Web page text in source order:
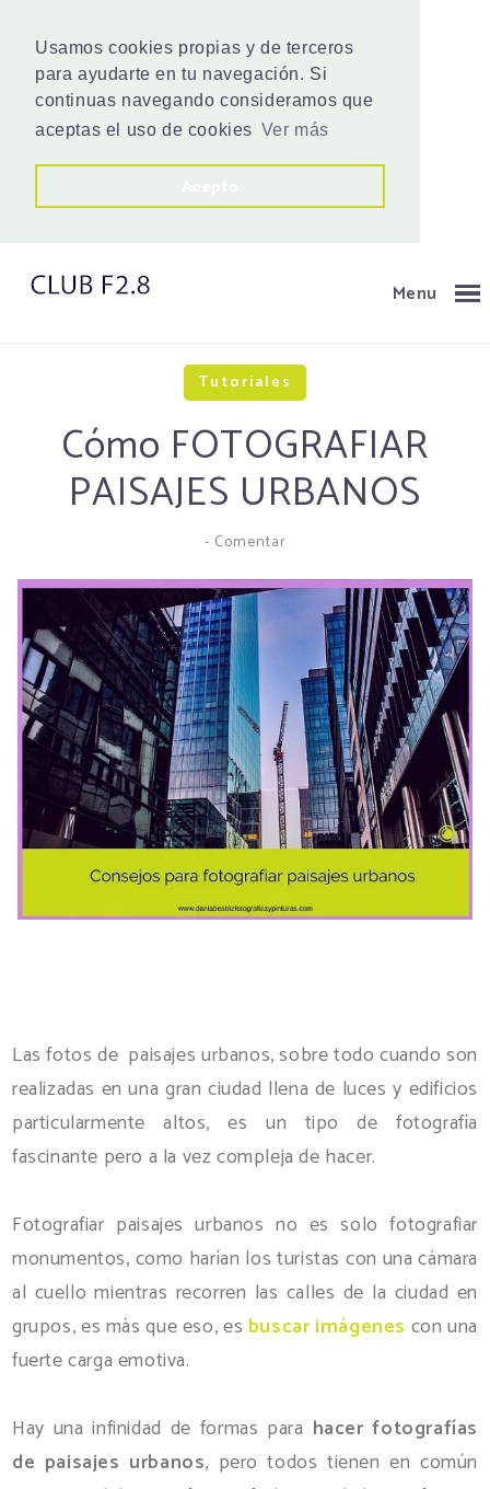
Usamos cookies propias y de terceros
para ayudarte en tu navegación. Si
continuas navegando consideramos que
aceptas el uso de cookies Ver más
Menu
Tutoriales
Cómo FOTOGRAFIAR
PAISAJES URBANOS
- Comentar
Las fotos de paisajes urbanos, sobre todo cuando son
realizadas en una gran ciudad llena de luces y edificios
particularmente altos, es un tipo de fotografía
fascinante pero a la vez compleja de hacer.
Fotografiar paisajes urbanos no es solo fotografiar
monumentos, como harían los turistas con una cámara
al cuello mientras recorren las calles de la ciudad en
grupos, es màs que eso, es buscar imágenes con una
fuerte carga emotiva.
Hay una infinidad de formas para hacer fotografías
de paisajes urbanos, pero todos tienen en común